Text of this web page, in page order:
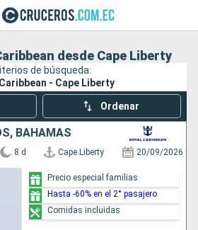
desde Cape Liberty
de búsqueda:
- Cape Liberty
Ordenar
BAHAMAS
8 d Cape Liberty 20/09/2026
Precio especial familias
Hasta -60% en el 2° pasajero
Comidas incluidas